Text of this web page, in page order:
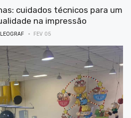
cuidados técnicos para um
na impressão
LEOGRAF FEV 05